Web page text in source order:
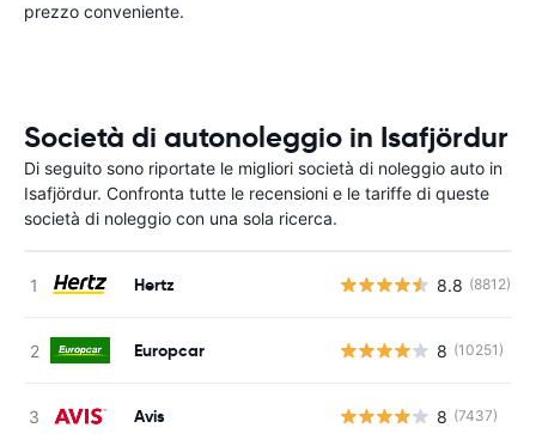
prezzo conveniente.
Società di autonoleggio in Isafjördur
Di seguito sono riportate le migliori società di noleggio auto in
Isafjördur. Confronta tutte le recensioni e le tariffe di queste
società di noleggio con una sola ricerca.
Hertz 8.8 (8812)
Europcar 8 (10251)
Avis 8 (7437)